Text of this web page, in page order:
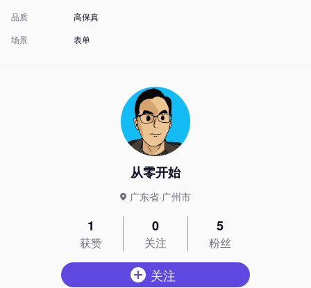
品质
高保真
场景
表单
从零开始
广东省·广州市
1
获赞
0
关注
5
粉丝
关注